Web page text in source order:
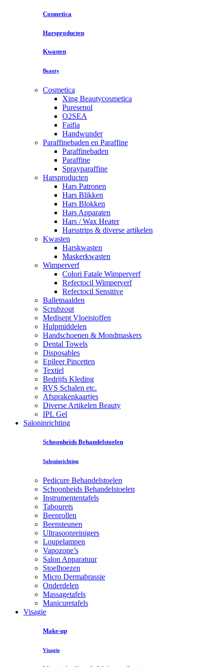
Cosmetica
Harsproducten
Kwasten
Beauty
Cosmetica
Xing Beautycosmetica
Puresenol
O2SEA
Faifia
Handwunder
Paraffinebaden en Paraffine
Paraffinebaden
Paraffine
Sprayparaffine
Harsproducten
Hars Patronen
Hars Blikken
Hars Blokken
Hars Apparaten
Hars / Wax Heater
Harsstrips & diverse artikelen
Kwasten
Harskwasten
Maskerkwasten
Wimperverf
Colori Fatale Wimperverf
Refectocil Wimperverf
Refectocil Sensitive
Balletnaalden
Scrubzout
Medisept Vloeistoffen
Hulpmiddelen
Handschoenen & Mondmaskers
Dental Towels
Disposables
Epileer Pincetten
Textiel
Bedrijfs Kleding
RVS Schalen etc.
Afsprakenkaartjes
Diverse Artikelen Beauty
IPL Gel
Saloninrichting
Schoonheids Behandelstoelen
Saloninrichting
Pedicure Behandelstoelen
Schoonheids Behandelstoelen
Instrumententafels
Tabourets
Beenrollen
Beensteunen
Ultrasoonreinigers
Loupelampen
Vapozone’s
Salon Apparatuur
Stoelhoezen
Micro Dermabrassie
Onderdelen
Massagetafels
Manicuretafels
Visagie
Make-up
Visagie